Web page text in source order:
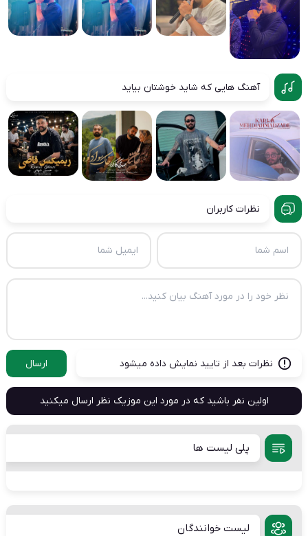
آهنگ هایی که شاید خوشتان بیاید
نظرات کاربران
نظرات بعد از تایید نمایش داده میشود ارسال
اولین نفر باشید که در مورد این موزیک نظر ارسال میکنید
پلی لیست ها
لیست خوانندگان